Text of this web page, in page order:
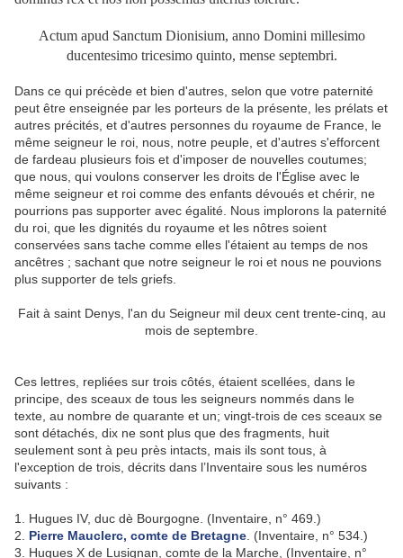
Actum apud Sanctum Dionisium, anno Domini millesimo
ducentesimo tricesimo quinto, mense septembri.
Dans ce qui précède et bien d'autres, selon que votre paternité
peut être enseignée par les porteurs de la présente, les prélats et
autres précités, et d'autres personnes du royaume de France, le
même seigneur le roi, nous, notre peuple, et d'autres s'efforcent
de fardeau plusieurs fois et d'imposer de nouvelles coutumes;
que nous, qui voulons conserver les droits de l'Église avec le
même seigneur et roi comme des enfants dévoués et chérir, ne
pourrions pas supporter avec égalité. Nous implorons la paternité
du roi, que les dignités du royaume et les nôtres soient
conservées sans tache comme elles l'étaient au temps de nos
ancêtres ; sachant que notre seigneur le roi et nous ne pouvions
plus supporter de tels griefs.
Fait à saint Denys, l'an du Seigneur mil deux cent trente-cinq, au
mois de septembre.
Ces lettres, repliées sur trois côtés, étaient scellées, dans le
principe, des sceaux de tous les seigneurs nommés dans le
texte, au nombre de quarante et un; vingt-trois de ces sceaux se
sont détachés, dix ne sont plus que des fragments, huit
seulement sont à peu près intacts, mais ils sont tous, à
l'exception de trois, décrits dans l’Inventaire sous les numéros
suivants :
1. Hugues IV, duc dè Bourgogne. (Inventaire, n° 469.)
2. Pierre Mauclerc, comte de Bretagne . (Inventaire, n° 534.)
3. Hugues X de Lusignan, comte de la Marche, (Inventaire, n°